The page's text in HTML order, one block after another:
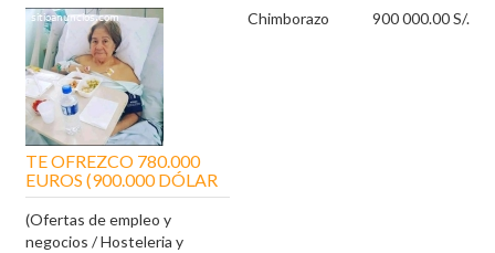
TE OFREZCO 780.000
EUROS (900.000 DÓLAR
(Ofertas de empleo y
negocios / Hosteleria y
Chimborazo 900 000.00 S/.